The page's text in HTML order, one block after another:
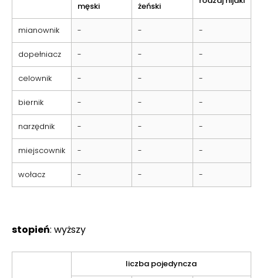
męski
żeński
mianownik - - -
dopełniacz - - -
celownik - - -
biernik - - -
narzędnik - - -
miejscownik - - -
wołacz - - -
stopień: wyższy
liczba pojedyncza